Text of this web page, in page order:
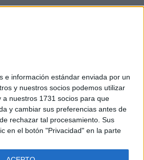
e información estándar enviada por un
y nuestros socios podemos utilizar
nuestros 1731 socios para que
y cambiar sus preferencias antes de
rechazar tal procesamiento. Sus
en el botón "Privacidad" en la parte